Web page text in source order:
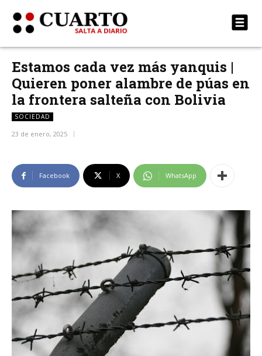
Estamos cada vez más yanquis |
Quieren poner alambre de púas en
la frontera salteña con Bolivia
SOCIEDAD
23 de enero, 2025
Facebook X WhatsApp